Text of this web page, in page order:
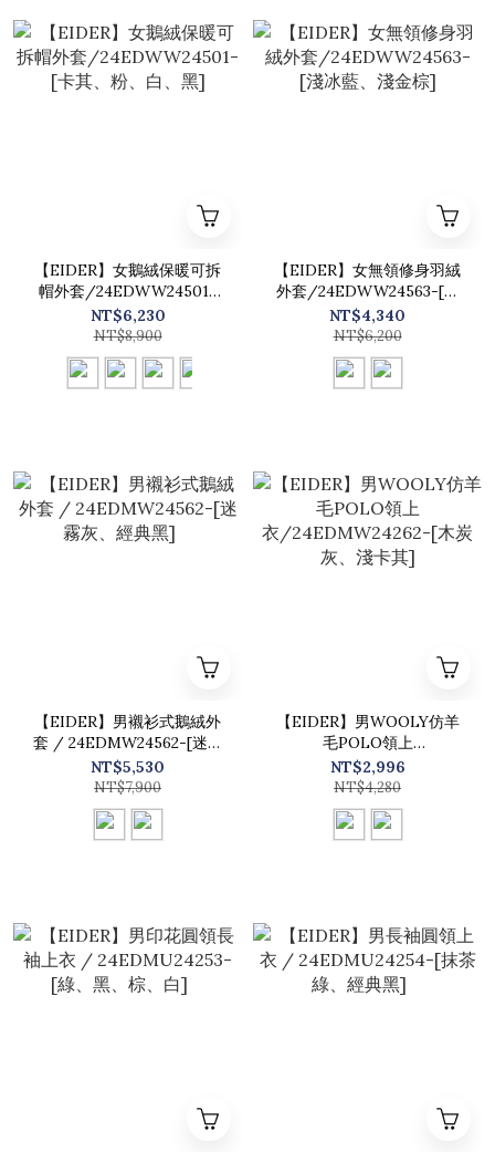
【EIDER】女鵝絨保暖可拆
帽外套/24EDWW24501-
[卡其、粉、白、黑]
NT$6,230
NT$8,900
【EIDER】女無領修身羽絨
外套/24EDWW24563-[淺
冰藍、淺金棕]
NT$4,340
NT$6,200
【EIDER】男襯衫式鵝絨外
套 / 24EDMW24562-[迷霧
灰、經典黑]
NT$5,530
NT$7,900
【EIDER】男WOOLY仿羊
毛POLO領上
衣/24EDMW24262-[木炭
灰、淺卡其]
NT$2,996
NT$4,280